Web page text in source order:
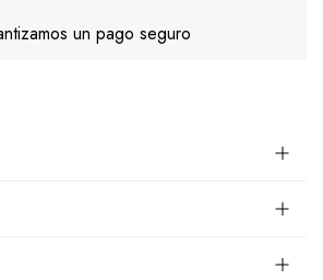
un pago seguro